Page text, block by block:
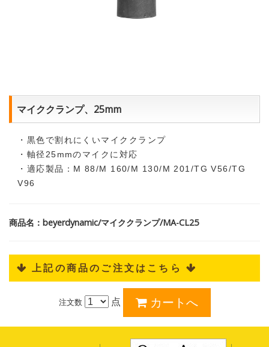
マイククランプ、25mm
・黒色で割れにくいマイククランプ
・軸径25mmのマイクに対応
・適応製品：M 88/M 160/M 130/M 201/TG V56/TG
V96
商品名：beyerdynamic/マイククランプ/MA-CL25
 上記の商品のご注文はこちら 
注文数 点